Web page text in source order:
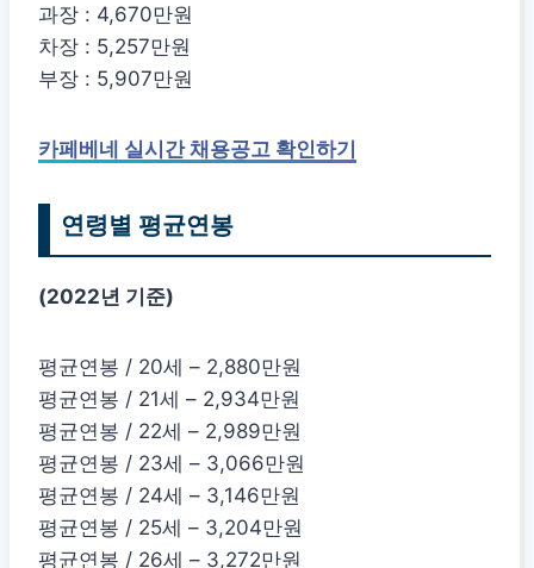
과장 : 4,670만원
차장 : 5,257만원
부장 : 5,907만원
카페베네 실시간 채용공고 확인하기
연령별 평균연봉
(2022년 기준)
평균연봉 / 20세 – 2,880만원
평균연봉 / 21세 – 2,934만원
평균연봉 / 22세 – 2,989만원
평균연봉 / 23세 – 3,066만원
평균연봉 / 24세 – 3,146만원
평균연봉 / 25세 – 3,204만원
평균연봉 / 26세 – 3,272만원